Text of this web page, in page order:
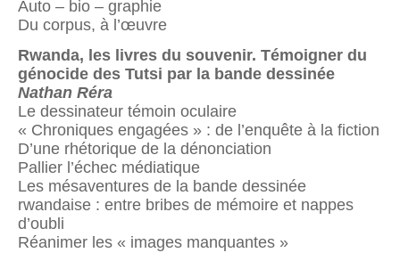
Auto – bio – graphie
Du corpus, à l’œuvre
Rwanda, les livres du souvenir. Témoigner du
génocide des Tutsi par la bande dessinée
Nathan Réra
Le dessinateur témoin oculaire
« Chroniques engagées » : de l’enquête à la fiction
D’une rhétorique de la dénonciation
Pallier l’échec médiatique
Les mésaventures de la bande dessinée
rwandaise : entre bribes de mémoire et nappes
d’oubli
Réanimer les « images manquantes »